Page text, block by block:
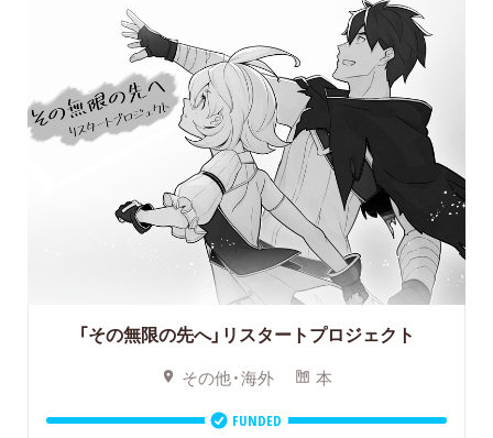
「その無限の先へ」リスタートプロジェクト
その他・海外 本
FUNDED